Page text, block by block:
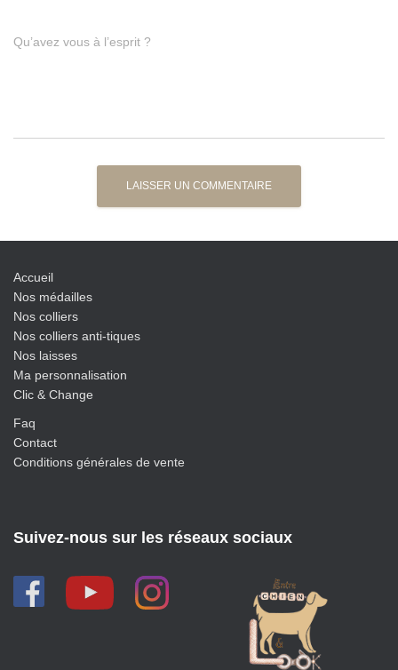
Qu’avez vous à l’esprit ?
Accueil
Nos médailles
Nos colliers
Nos colliers anti-tiques
Nos laisses
Ma personnalisation
Clic & Change
Faq
Contact
Conditions générales de vente
Suivez-nous sur les réseaux sociaux